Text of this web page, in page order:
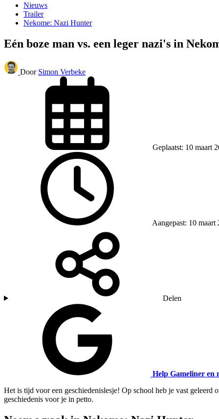
Nieuws
Trailer
Nekome: Nazi Hunter
Eén boze man vs. een leger nazi's in
Door Simon Verbeke
Geplaatst: 10 maart
Aangepast: 10 maart
Delen
Help Gameliner en
Het is tijd voor een geschiedenislesje! Op school heb je vast
geschiedenis voor je in petto.